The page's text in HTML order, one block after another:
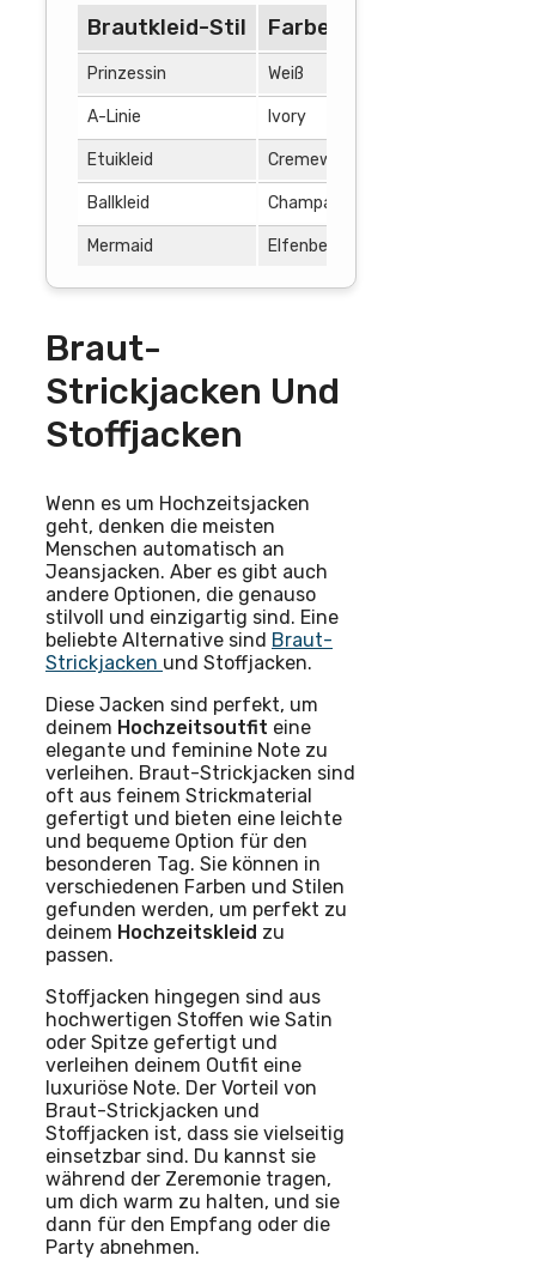
Brautkleid-Stil Farbe des Brautkleides
Prinzessin Weiß
A-Linie Ivory
Etuikleid Cremeweiß
Ballkleid Champagner
Mermaid Elfenbein
Braut-
Strickjacken Und
Stoffjacken
Wenn es um Hochzeitsjacken
geht, denken die meisten
Menschen automatisch an
Jeansjacken. Aber es gibt auch
andere Optionen, die genauso
stilvoll und einzigartig sind. Eine
beliebte Alternative sind Braut-
Strickjacken und Stoffjacken.
Diese Jacken sind perfekt, um
deinem Hochzeitsoutfit eine
elegante und feminine Note zu
verleihen. Braut-Strickjacken sind
oft aus feinem Strickmaterial
gefertigt und bieten eine leichte
und bequeme Option für den
besonderen Tag. Sie können in
verschiedenen Farben und Stilen
gefunden werden, um perfekt zu
deinem Hochzeitskleid zu
passen.
Stoffjacken hingegen sind aus
hochwertigen Stoffen wie Satin
oder Spitze gefertigt und
verleihen deinem Outfit eine
luxuriöse Note. Der Vorteil von
Braut-Strickjacken und
Stoffjacken ist, dass sie vielseitig
einsetzbar sind. Du kannst sie
während der Zeremonie tragen,
um dich warm zu halten, und sie
dann für den Empfang oder die
Party abnehmen.